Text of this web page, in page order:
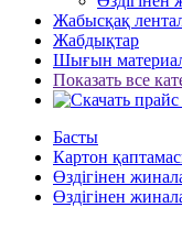
Жабысқақ
Жабдықтар
Шығын
Показать все
Басты
Картон
Өздігінен
Өздігінен